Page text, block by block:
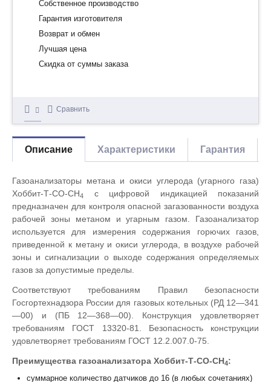
Собственное производство
Гарантия изготовителя
Возврат и обмен
Лучшая цена
Скидка от суммы заказа
Сравнить
Описание Характеристики Гарантия
Газоанализаторы метана и окиси углерода (угарного газа)
Хоббит-Т-CO-CH4
с цифровой индикацией показаний
предназначен для контроля опасной загазованности воздуха
рабочей зоны метаном и угарным газом. Газоанализатор
используется для измерения содержания горючих газов,
приведенной к метану и окиси углерода, в воздухе рабочей
зоны и сигнализации о выходе содержания определяемых
газов за допустимые пределы.
Соответствуют требованиям Правил безопасности
Госгортехнадзора России для газовых котельных (РД 12—341
—00) и (ПБ 12—368—00). Конструкция удовлетворяет
требованиям ГОСТ 13320-81. Безопасность конструкции
удовлетворяет требованиям ГОСТ 12.2.007.0-75.
Преимущества газоанализатора Хоббит-Т-CO-CH4:
суммарное количество датчиков до 16 (в любых сочетаниях)